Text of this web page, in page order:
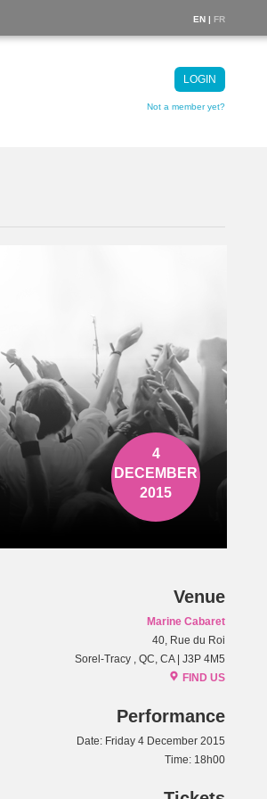
EN | FR
LOGIN
Not a member yet?
4
DECEMBER
2015
Venue
Marine Cabaret
40, Rue du Roi
Sorel-Tracy , QC, CA | J3P 4M5
FIND US
Performance
Date: Friday 4 December 2015
Time: 18h00